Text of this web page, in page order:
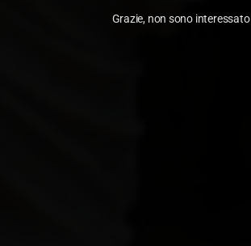
Grazie, non sono interessato